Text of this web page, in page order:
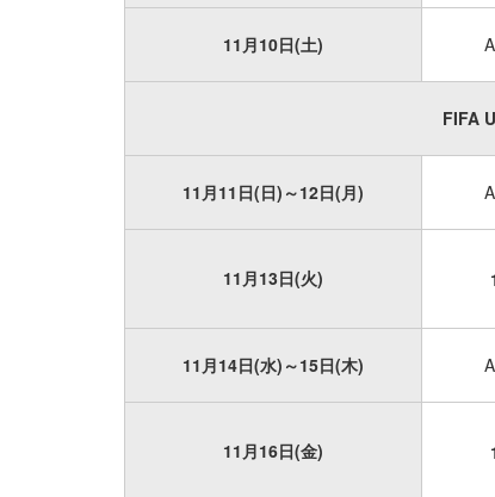
11月10日(土)
FIFA
11月11日(日)～12日(月)
11月13日(火)
11月14日(水)～15日(木)
11月16日(金)